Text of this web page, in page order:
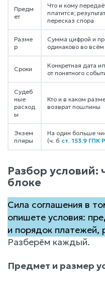
Предм
ет
Что и кому
платится;
пересказ спора
Разме
р
Сумма цифрой и
одинаково во всём
Сроки
Конкретная дата
от понятного
Судеб
ные
расход
ы
Кто и в каком
возврат пошлины
Экзем
пляры
На один больше
(ч. 6 ст. 153.9 ГПК
Разбор условий:
блоке
Сила соглашения в
опишете условия:
и порядок платежей,
Разберём каждый.
Предмет и размер